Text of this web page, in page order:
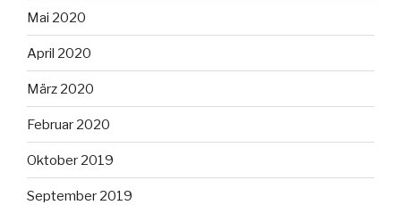
Mai 2020
April 2020
März 2020
Februar 2020
Oktober 2019
September 2019